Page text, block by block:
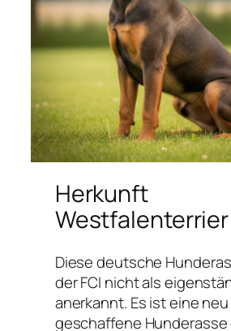
Herkunft
Westfalenterrier
Diese deutsche
der FCI nicht als
anerkannt. Es ist eine neu
geschaffene Hunderasse